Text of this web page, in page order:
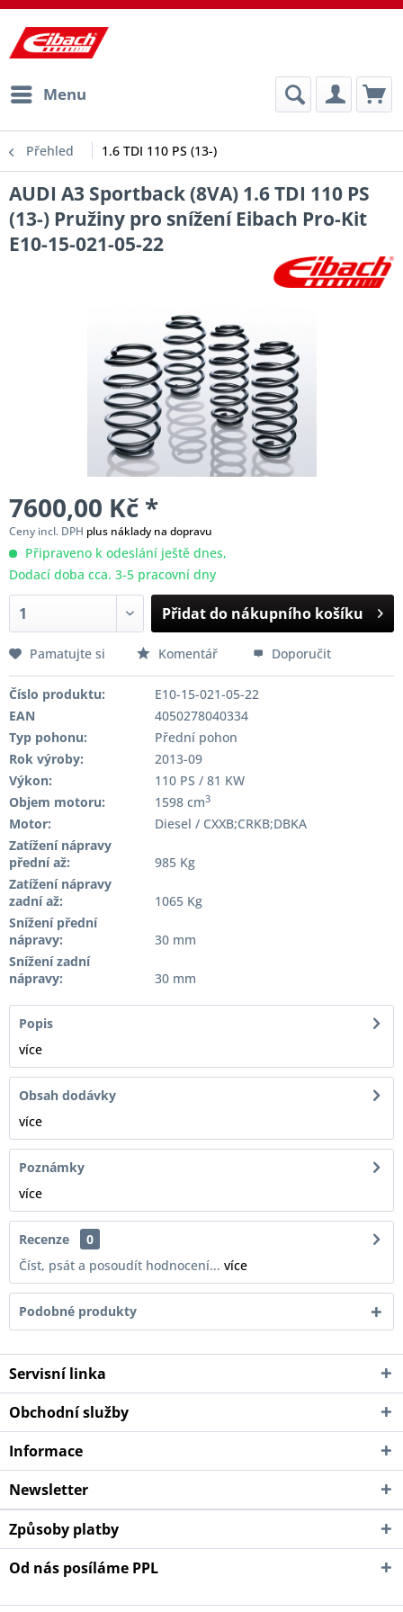
Menu
Přehled 1.6 TDI 110 PS (13-)
AUDI A3 Sportback (8VA) 1.6 TDI 110 PS
(13-) Pružiny pro snížení Eibach Pro-Kit
E10-15-021-05-22
7600,00 Kč *
Ceny incl. DPH plus náklady na dopravu
Připraveno k odeslání ještě dnes,
Dodací doba cca. 3-5 pracovní dny
Přidat do nákupního košíku
Pamatujte si Komentář Doporučit
Číslo produktu:
E10-15-021-05-22
EAN
4050278040334
Typ pohonu:
Přední pohon
Rok výroby:
2013-09
Výkon:
110 PS / 81 KW
Objem motoru:
1598 cm3
Motor:
Diesel / CXXB;CRKB;DBKA
Zatížení nápravy
přední až:
985 Kg
Zatížení nápravy
zadní až:
1065 Kg
Snížení přední
nápravy:
30 mm
Snížení zadní
nápravy:
30 mm
Popis
více
Obsah dodávky
více
Poznámky
více
Recenze
0
Číst, psát a posoudít hodnocení... více
Podobné produkty
Servisní linka
Obchodní služby
Informace
Newsletter
Způsoby platby
Od nás posíláme PPL